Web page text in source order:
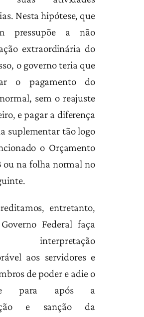
Nesta hipótese, que
pressupõe a não
extraordinária do
o governo teria que
o pagamento do
sem o reajuste
e pagar a diferença
suplementar tão logo
o Orçamento
ou na folha normal no
entretanto,
Federal faça
interpretação
aos servidores e
de poder e adie o
para após a
e sanção da